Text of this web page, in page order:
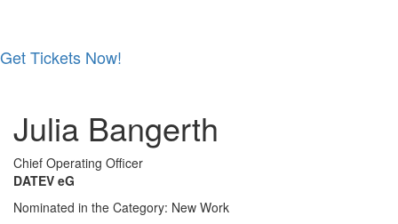
Get Tickets Now!
content
Julia Bangerth
Chief Operating Officer
DATEV eG
Nominated in the Category: New Work